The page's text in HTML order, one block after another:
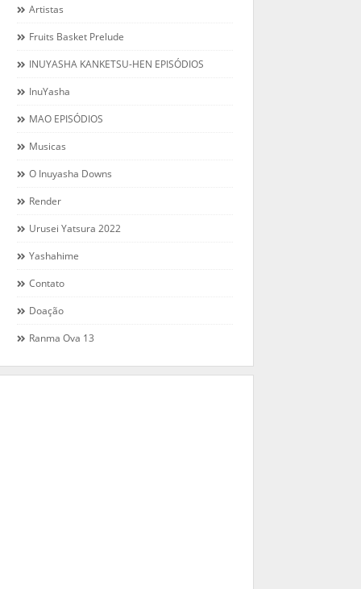
Artistas
Fruits Basket Prelude
INUYASHA KANKETSU-HEN EPISÓDIOS
InuYasha
MAO EPISÓDIOS
Musicas
O Inuyasha Downs
Render
Urusei Yatsura 2022
Yashahime
Contato
Doação
Ranma Ova 13